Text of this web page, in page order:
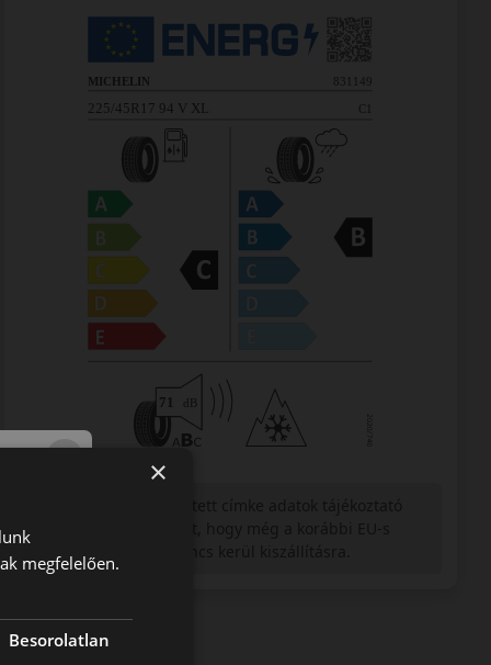
címkével ellátott abroncs kerül kiszállításra.
×
megfelelően.
Besorolatlan